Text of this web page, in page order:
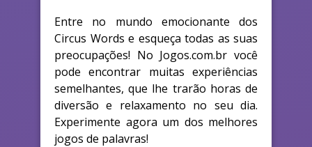
Entre no mundo emocionante dos
Circus Words e esqueça todas as suas
preocupações! No Jogos.com.br você
pode encontrar muitas experiências
semelhantes, que lhe trarão horas de
diversão e relaxamento no seu dia.
Experimente agora um dos melhores
jogos de palavras!